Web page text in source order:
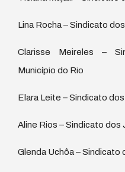
Lina Rocha – Sindicato
Clarisse Meireles –
Município do Rio
Elara Leite – Sindicato
Aline Rios – Sindicato dos
Glenda Uchôa – Sindicato